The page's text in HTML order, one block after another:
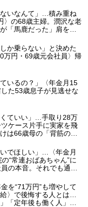
ないなんて」…積み重ね
〉の68歳主婦。潤沢な老
「馬鹿だった」肩を落
か乗らない」と決めた
円・69歳元会社員〉帰
いるの？」〈年金月15
た53歳息子が見逃せな
くていい」…手取り28万
ケース片手に実家を飛
は66歳母の「背筋の凍
いでほしい」…〈年金月
“常連おばあちゃん”に
の本音。それでも通い
を“71万円”も増やして
〉で後悔する人とは…
「定年後も働く人」